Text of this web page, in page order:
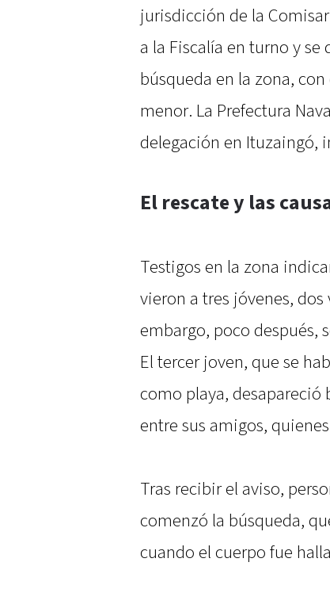
jurisdicción de la
a la Fiscalía en turno y
búsqueda en la zona,
menor. La Prefectura
delegación en Ituzaingó,
El rescate y las
Testigos en la zona
vieron a tres jóvenes,
embargo, poco después,
El tercer joven, que se
como playa, desapareció
entre sus amigos,
Tras recibir el aviso,
comenzó la búsqueda,
cuando el cuerpo fue